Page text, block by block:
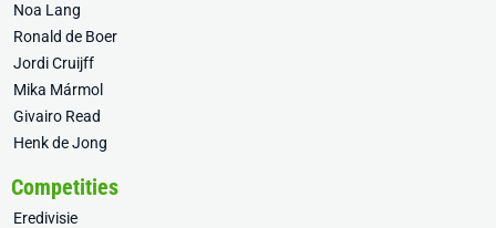
Noa Lang
Ronald de Boer
Jordi Cruijff
Mika Mármol
Givairo Read
Henk de Jong
Competities
Eredivisie